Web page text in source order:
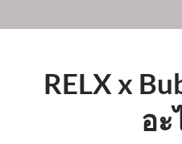
RELX x
อะ